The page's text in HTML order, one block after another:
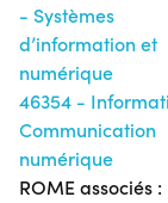
- Systèmes
d’information et
numérique
46354 -
Communication
numérique
ROME associés :